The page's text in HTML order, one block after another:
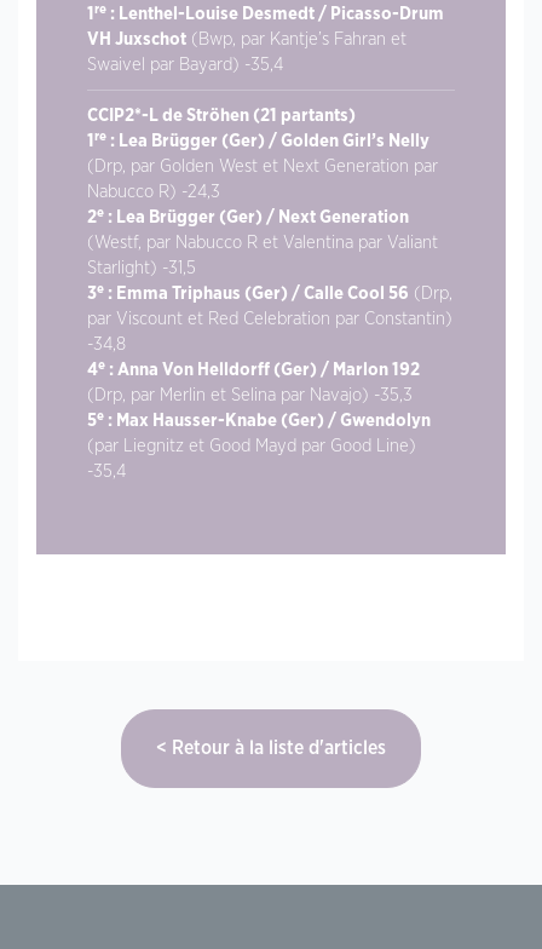
1 re : Lenthel-Louise Desmedt / Picasso-Drum
VH Juxschot (Bwp, par Kantje’s Fahran et
Swaivel par Bayard) -35,4
CCIP2*-L de Ströhen (21 partants)
1 re : Lea Brügger (Ger) / Golden Girl’s Nelly
(Drp, par Golden West et Next Generation par
Nabucco R) -24,3
2e : Lea Brügger (Ger) / Next Generation
(Westf, par Nabucco R et Valentina par Valiant
Starlight) -31,5
3e : Emma Triphaus (Ger) / Calle Cool 56 (Drp,
par Viscount et Red Celebration par Constantin)
-34,8
4e : Anna Von Helldorff (Ger) / Marlon 192
(Drp, par Merlin et Selina par Navajo) -35,3
5e : Max Hausser-Knabe (Ger) / Gwendolyn
(par Liegnitz et Good Mayd par Good Line)
-35,4
Retour à la liste d'articles